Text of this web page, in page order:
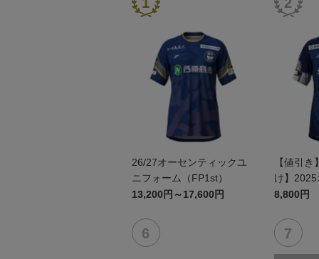
26/27オーセンティックユ
ニフォーム（FP1st）
13,200円～17,600円
【値引
け】2025
ユニフォ
8,800円